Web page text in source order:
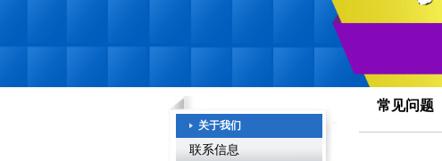
关于我们
联系信息
常见问题